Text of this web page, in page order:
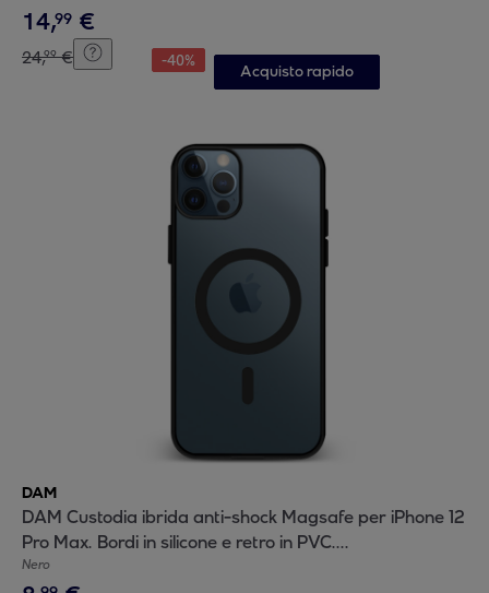
14,99 €
24,99 € -40%
Acquisto rapido
DAM
DAM Custodia ibrida anti-shock Magsafe per iPhone 12
Pro Max. Bordi in silicone e retro in PVC.
8,09x1,02x16,36 centimetri. Colore nero
Nero